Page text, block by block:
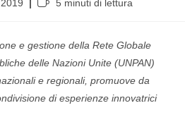
5 minuti di lettura
e gestione della Rete Globale
delle Nazioni Unite (UNPAN)
e regionali, promuove da
di esperienze innovatrici